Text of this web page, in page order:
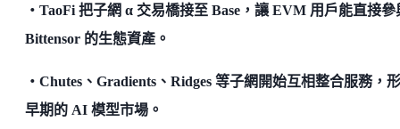
・TaoFi 把子網 α 交易橋接至 Base，讓 EVM 用戶能直接參
Bittensor 的生態資產。
・Chutes、Gradients、Ridges 等子網開始互相整合服務，
早期的 AI 模型市場。